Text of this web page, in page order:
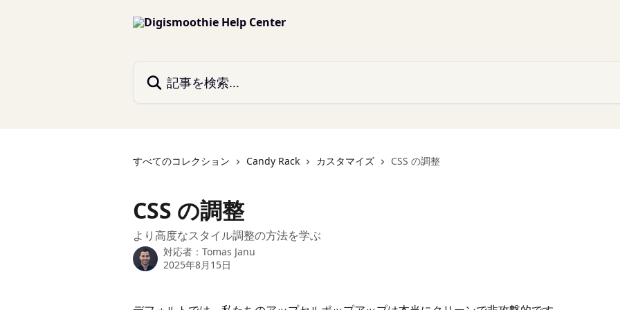
すべてのコレクション Candy Rack カスタマイズ CSS の調整
CSS の調整
より高度なスタイル調整の方法を学ぶ
対応者： Tomas Janu
2025年8月15日